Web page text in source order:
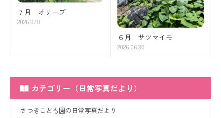
７月 オリーブ
2026.07.8
６月 サツマイモ
2026.06.30
カテゴリー（日常写真だより）
さつきこども園の日常写真だより